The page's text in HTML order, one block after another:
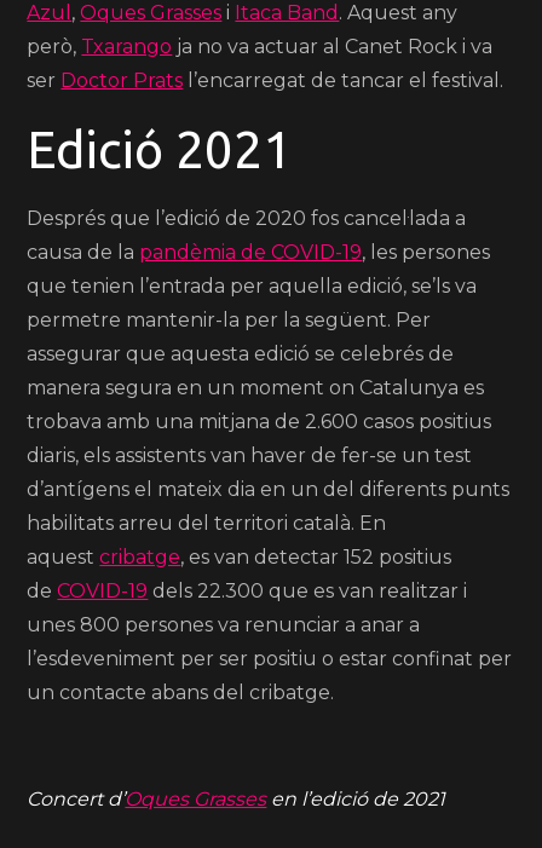
Azul ,Oques Grasses i Itaca Band . Aquest any
però, Txarango ja no va actuar al Canet Rock i va
ser Doctor Prats l’encarregat de tancar el festival.
Edició 2021
Després que l’edició de 2020 fos cancel·lada a
causa de la pandèmia de COVID-19, les persones
que tenien l’entrada per aquella edició, se’ls va
permetre mantenir-la per la següent. Per
assegurar que aquesta edició se celebrés de
manera segura en un moment on Catalunya es
trobava amb una mitjana de 2.600 casos positius
diaris, els assistents van haver de fer-se un test
d’antígens el mateix dia en un del diferents punts
habilitats arreu del territori català. En
aquestcribatge, es van detectar 152 positius
deCOVID-19 dels 22.300 que es van realitzar i
unes 800 persones va renunciar a anar a
l’esdeveniment per ser positiu o estar confinat per
un contacte abans del cribatge.
Concert d’Oques Grassesen l’edició de 2021